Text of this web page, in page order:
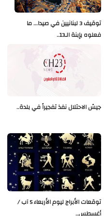
توقيف 3 لبنانيين في صيدا... ما
فعلوه بإبنة الـ13..
جيش الاحتلال نفذ تفجيراً في بلدة..
توقعات الأبراج ليوم الأربعاء 5 آب /